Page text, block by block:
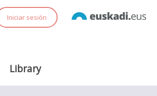
Iniciar sesión
Library